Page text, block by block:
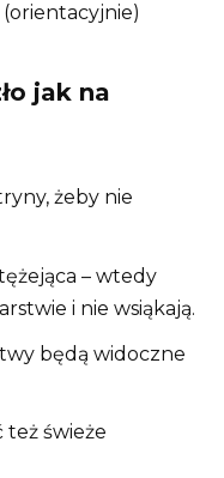
jak na
żeby nie
– wtedy
i nie wsiąkają.
będą widoczne
też świeże